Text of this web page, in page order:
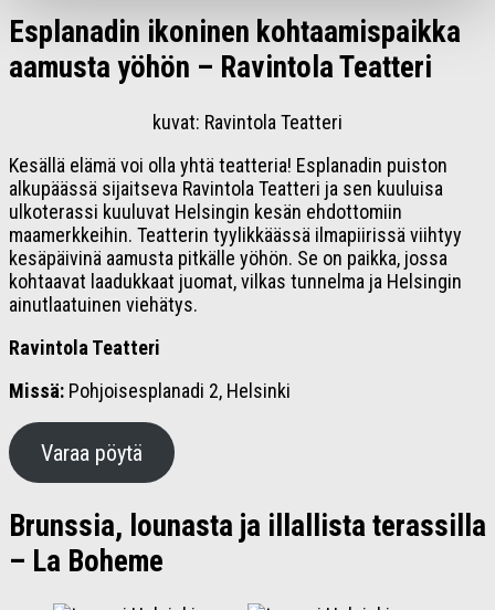
Esplanadin ikoninen kohtaamispaikka
aamusta yöhön – Ravintola Teatteri
kuvat: Ravintola Teatteri
Kesällä elämä voi olla yhtä teatteria! Esplanadin puiston
alkupäässä sijaitseva Ravintola Teatteri ja sen kuuluisa
ulkoterassi kuuluvat Helsingin kesän ehdottomiin
maamerkkeihin. Teatterin tyylikkäässä ilmapiirissä viihtyy
kesäpäivinä aamusta pitkälle yöhön. Se on paikka, jossa
kohtaavat laadukkaat juomat, vilkas tunnelma ja Helsingin
ainutlaatuinen viehätys.
Ravintola Teatteri
Missä: Pohjoisesplanadi 2, Helsinki
Varaa pöytä
Brunssia, lounasta ja illallista terassilla
– La Boheme